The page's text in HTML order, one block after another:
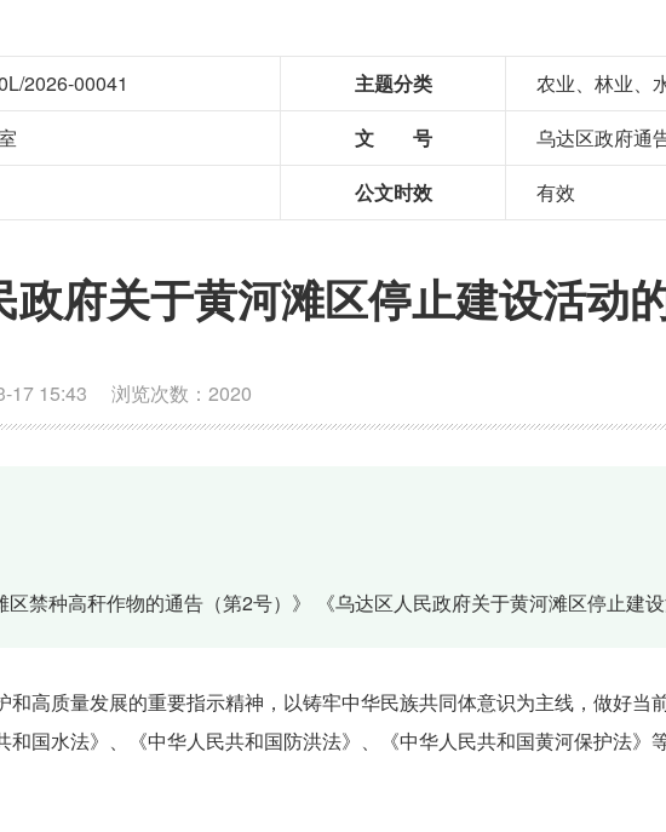
2026-00041 主题分类
农业、林业、
文 号
乌达区政府通
公文时效 有效
政府关于黄河滩区停止建设活动
17 15:43 浏览次数： 2020
区禁种高秆作物的通告（第2号）》 《乌达区人民政府关于黄河滩区停止建
高质量发展的重要指示精神，以铸牢中华民族共同体意识为主线，做好当
国水法》、《中华人民共和国防洪法》、《中华人民共和国黄河保护法》